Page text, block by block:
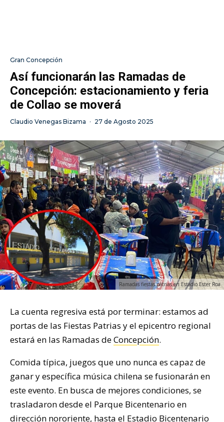
Gran Concepción
Así funcionarán las Ramadas de
Concepción: estacionamiento y feria
de Collao se moverá
Claudio Venegas Bizama · 27 de Agosto 2025
Ramadas fiestas patrias en Estadio Ester Roa
La cuenta regresiva está por terminar: estamos ad
portas de las Fiestas Patrias y el epicentro regional
estará en las Ramadas deConcepción.
Comida típica, juegos que uno nunca es capaz de
ganar y específica música chilena se fusionarán en
este evento. En busca de mejores condiciones, se
trasladaron desde el Parque Bicentenario en
dirección nororiente, hasta el Estadio Bicentenario